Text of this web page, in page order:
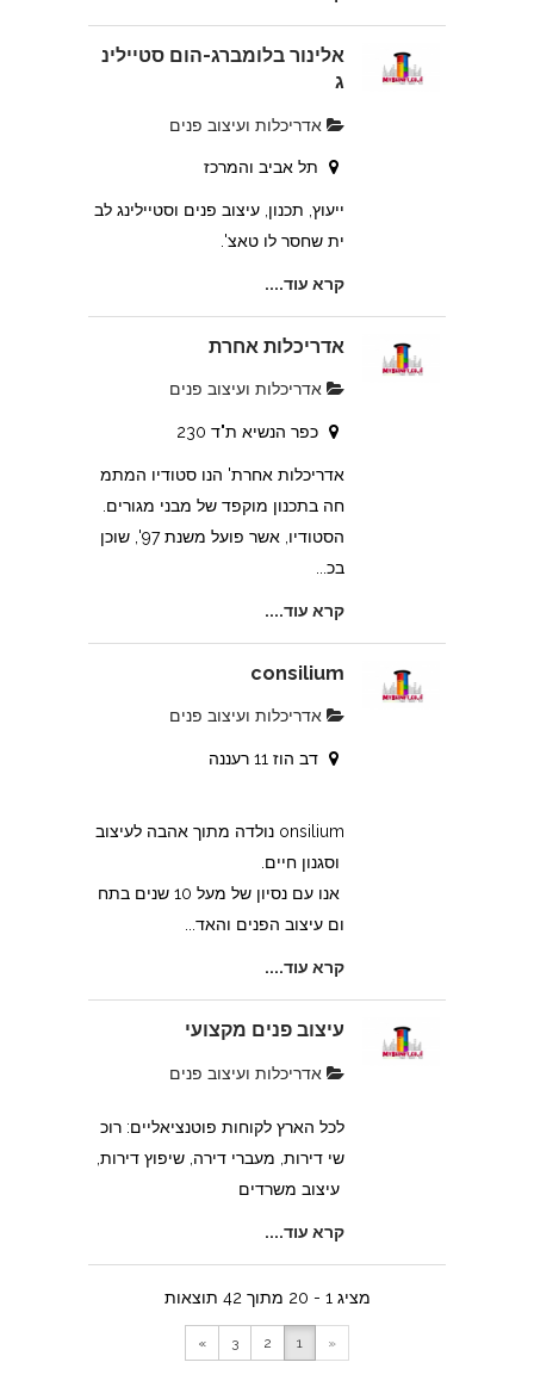
אלינור בלומברג-הום סטיילינ
ג
אדריכלות ועיצוב פנים
תל אביב והמרכז
ייעוץ, תכנון, עיצוב פנים וסטיילינג לב
ית שחסר לו טאצ'.
קרא עוד....
אדריכלות אחרת
אדריכלות ועיצוב פנים
כפר הנשיא ת"ד 230
אדריכלות אחרת' הנו סטודיו המתמ
חה בתכנון מוקפד של מבני מגורים.
הסטודיו, אשר פועל משנת 97', שוכן
בכ...
קרא עוד....
consilium
אדריכלות ועיצוב פנים
דב הוז 11 רעננה
onsilium נולדה מתוך אהבה לעיצוב
וסגנון חיים.
אנו עם נסיון של מעל 10 שנים בתח
ום עיצוב הפנים והאד...
קרא עוד....
עיצוב פנים מקצועי
אדריכלות ועיצוב פנים
לכל הארץ לקוחות פוטנציאליים: רוכ
שי דירות, מעברי דירה, שיפוץ דירות,
עיצוב משרדים
קרא עוד....
מציג 1 - 20 מתוך 42 תוצאות
«
1
2
3
»
א.מ דודי שמש